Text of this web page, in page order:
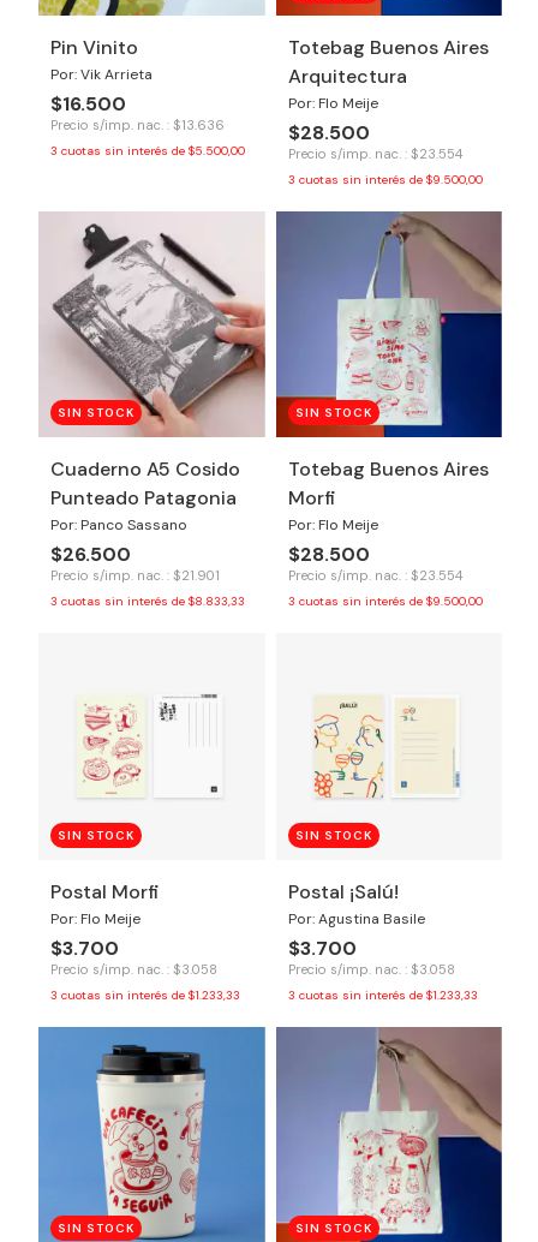
Pin Vinito
Por: Vik Arrieta
$16.500
Precio s/imp. nac. : $13.636
3 cuotas sin interés de $5.500,00
Totebag Buenos Aires
Arquitectura
Por: Flo Meije
$28.500
Precio s/imp. nac. : $23.554
3 cuotas sin interés de $9.500,00
SIN STOCK
Cuaderno A5 Cosido
Punteado Patagonia
Por: Panco Sassano
$26.500
Precio s/imp. nac. : $21.901
3 cuotas sin interés de $8.833,33
SIN STOCK
Totebag Buenos Aires
Morfi
Por: Flo Meije
$28.500
Precio s/imp. nac. : $23.554
3 cuotas sin interés de $9.500,00
SIN STOCK
Postal Morfi
Por: Flo Meije
$3.700
Precio s/imp. nac. : $3.058
3 cuotas sin interés de $1.233,33
SIN STOCK
Postal ¡Salú!
Por: Agustina Basile
$3.700
Precio s/imp. nac. : $3.058
3 cuotas sin interés de $1.233,33
SIN STOCK SIN STOCK